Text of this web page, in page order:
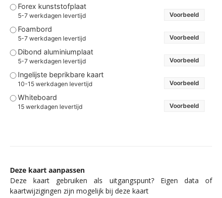
Forex kunststofplaat
5-7 werkdagen levertijd Voorbeeld
Foambord
5-7 werkdagen levertijd Voorbeeld
Dibond aluminiumplaat
5-7 werkdagen levertijd Voorbeeld
Ingelijste beprikbare kaart
10-15 werkdagen levertijd Voorbeeld
Whiteboard
15 werkdagen levertijd Voorbeeld
Deze kaart aanpassen
Deze kaart gebruiken als uitgangspunt? Eigen data of
kaartwijzigingen zijn mogelijk bij deze kaart